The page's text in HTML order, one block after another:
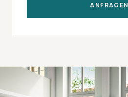
ANFRAGEN